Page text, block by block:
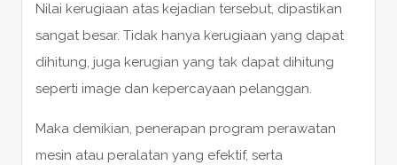
Nilai kerugiaan atas kejadian tersebut, dipastikan
sangat besar. Tidak hanya kerugiaan yang dapat
dihitung, juga kerugian yang tak dapat dihitung
seperti image dan kepercayaan pelanggan.
Maka demikian, penerapan program perawatan
mesin atau peralatan yang efektif, serta